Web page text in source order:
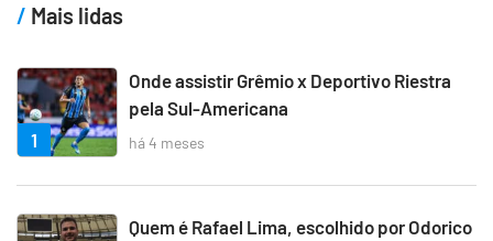
Mais lidas
1
Onde assistir Grêmio x Deportivo Riestra
pela Sul-Americana
há 4 meses
Quem é Rafael Lima, escolhido por Odorico